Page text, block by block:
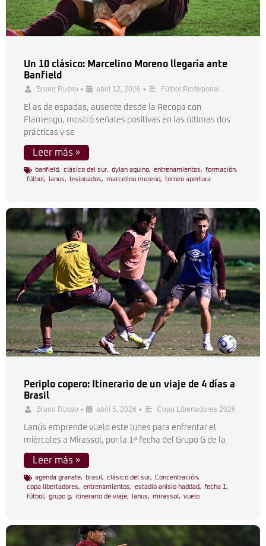
Un 10 clásico: Marcelino Moreno llegaría ante
Banfield
Bruno Russo • abril 12, 2026 • Fútbol Profesional
El as de espadas, ausente desde la Recopa con
Flamengo, mostró señales positivas en las últimas dos
prácticas y se
Leer más »
banfield, clásico del sur, dylan aquino, entrenamientos, formación,
fútbol , lanus, lesionados, marcelino moreno, torneo apertura
Periplo copero: Itinerario de un viaje de 4 días a
Brasil
Bruno Russo • abril 5, 2026 • Copa Libertadores 2026
Lanús emprende vuelo este lunes para enfrentar el
miércoles a Mirassol, por la 1ª fecha del Grupo G de la
Leer más »
agenda granate, brasil , clásico del sur, Concentración,
copa libertadores, entrenamientos, estadio anisio haddad, fecha 1 ,
fútbol , grupo g, itinerario de viaje, lanus, mirassol , vuelo